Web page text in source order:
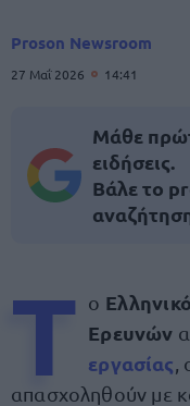
Proson Newsroom
27 Μαΐ 2026 14:41
Μάθε
ειδήσεις.
Βάλε το
Τ ο
Ερευνών
εργασίας
απασχοληθούν με